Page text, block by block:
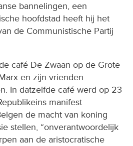
bannelingen, een
hoofdstad heeft hij het
de Communistische Partij
café De Zwaan op de Grote
en zijn vrienden
In datzelfde café werd op 23
manifest
de macht van koning
stellen, “onverantwoordelijk
aan de aristocratische